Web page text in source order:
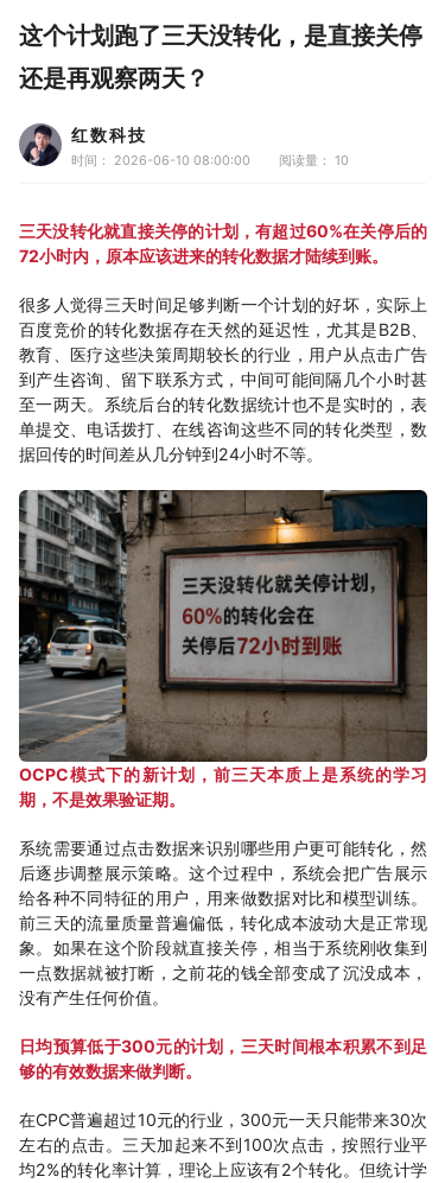
这个计划跑了三天没转化，是直接关停
还是再观察两天？
红数科技
时间： 2026-06-10 08:00:00 阅读量： 10
三天没转化就直接关停的计划，有超过60%在关停后的
72小时内，原本应该进来的转化数据才陆续到账。
很多人觉得三天时间足够判断一个计划的好坏，实际上
百度竞价的转化数据存在天然的延迟性，尤其是B2B、
教育、医疗这些决策周期较长的行业，用户从点击广告
到产生咨询、留下联系方式，中间可能间隔几个小时甚
至一两天。系统后台的转化数据统计也不是实时的，表
单提交、电话拨打、在线咨询这些不同的转化类型，数
据回传的时间差从几分钟到24小时不等。
OCPC模式下的新计划，前三天本质上是系统的学习
期，不是效果验证期。
系统需要通过点击数据来识别哪些用户更可能转化，然
后逐步调整展示策略。这个过程中，系统会把广告展示
给各种不同特征的用户，用来做数据对比和模型训练。
前三天的流量质量普遍偏低，转化成本波动大是正常现
象。如果在这个阶段就直接关停，相当于系统刚收集到
一点数据就被打断，之前花的钱全部变成了沉没成本，
没有产生任何价值。
日均预算低于300元的计划，三天时间根本积累不到足
够的有效数据来做判断。
在CPC普遍超过10元的行业，300元一天只能带来30次
左右的点击。三天加起来不到100次点击，按照行业平
均2%的转化率计算，理论上应该有2个转化。但统计学